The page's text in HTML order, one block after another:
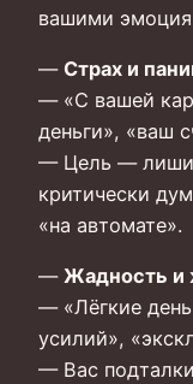
вашими
— Страх и
— «С вашей
деньги», «ваш
— Цель —
критически
«на автомате».
— Жадность и
— «Лёгкие
усилий»,
— Вас